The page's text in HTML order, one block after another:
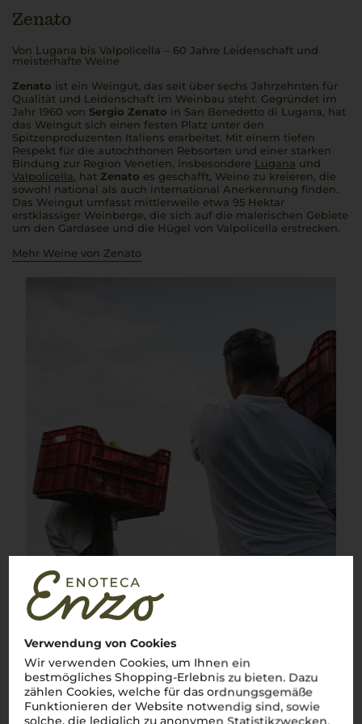
Verwendung von Cookies
Wir verwenden Cookies, um Ihnen ein
bestmögliches Shopping-Erlebnis zu bieten. Dazu
zählen Cookies, welche für das ordnungsgemäße
Funktionieren der Website notwendig sind, sowie
solche, die lediglich zu anonymen Statistikzwecken,
Zenato
Von Lugana bis Valpolicella – 60 Jahre Leidenschaft und
meisterhafte Weine
Zenato ist ein Weingut, das seit über sechs Jahrzehnten für
Qualität und Leidenschaft im Weinbau steht. Gegründet im
Jahr 1960 von Sergio Zenato in San Benedetto di Lugana, hat
das Weingut sich einen festen Platz unter den
Spitzenproduzenten Italiens erarbeitet. Mit einem tiefen
Respekt für die autochthonen Rebsorten und einer starken
Bindung zur Region Venetien, insbesondere Lugana und
Valpolicella, hat Zenato es geschafft, Weine zu kreieren, die
sowohl national als auch international Anerkennung finden.
Das Weingut umfasst mittlerweile etwa 95 Hektar
erstklassiger Weinberge, die sich auf die malerischen Gebiete
um den Gardasee und die Hügel von Valpolicella erstrecken​.
Mehr Weine von Zenato